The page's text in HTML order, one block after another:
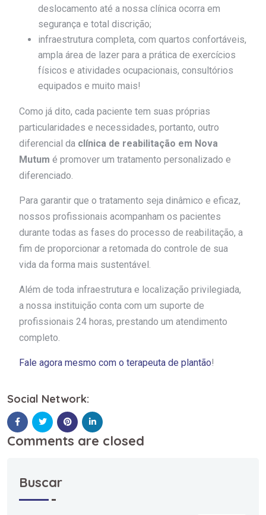
deslocamento até a nossa clínica ocorra em
segurança e total discrição;
infraestrutura completa, com quartos confortáveis,
ampla área de lazer para a prática de exercícios
físicos e atividades ocupacionais, consultórios
equipados e muito mais!
Como já dito, cada paciente tem suas próprias
particularidades e necessidades, portanto, outro
diferencial da clínica de reabilitação em Nova
Mutum é promover um tratamento personalizado e
diferenciado.
Para garantir que o tratamento seja dinâmico e eficaz,
nossos profissionais acompanham os pacientes
durante todas as fases do processo de reabilitação, a
fim de proporcionar a retomada do controle de sua
vida da forma mais sustentável.
Além de toda infraestrutura e localização privilegiada,
a nossa instituição conta com um suporte de
profissionais 24 horas, prestando um atendimento
completo.
Fale agora mesmo com o terapeuta de plantão!
Social Network:
Comments are closed
Buscar